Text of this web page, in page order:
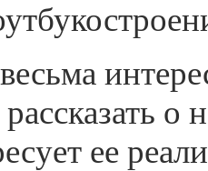
о
ее